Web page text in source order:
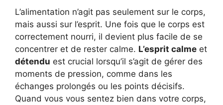
L’alimentation n’agit pas seulement sur le corps,
mais aussi sur l’esprit. Une fois que le corps est
correctement nourri, il devient plus facile de se
concentrer et de rester calme. L’esprit calme et
détendu est crucial lorsqu’il s’agit de gérer des
moments de pression, comme dans les
échanges prolongés ou les points décisifs.
Quand vous vous sentez bien dans votre corps,